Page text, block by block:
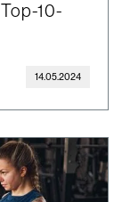
10-
14.05.2024